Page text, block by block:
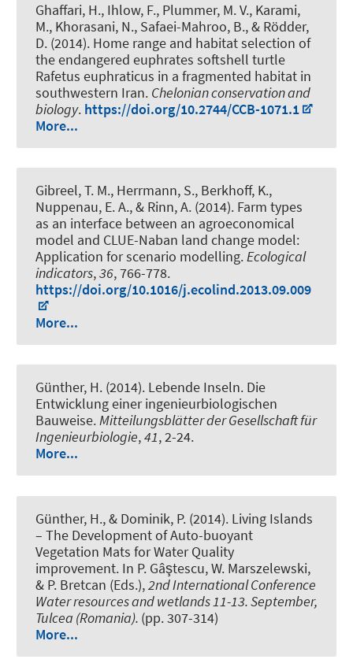
Ghaffari, H., Ihlow, F., Plummer, M. V., Karami,
M., Khorasani, N., Safaei-Mahroo, B., & Rödder,
D. (2014). Home range and habitat selection of
the endangered euphrates softshell turtle
Rafetus euphraticus in a fragmented habitat in
southwestern Iran. Chelonian conservation and
biology. https://doi.org/10.2744/CCB-1071.1
More...
Gibreel, T. M., Herrmann, S., Berkhoff, K.,
Nuppenau, E. A., & Rinn, A. (2014). Farm types
as an interface between an agroeconomical
model and CLUE-Naban land change model:
Application for scenario modelling.Ecological
indicators,36, 766-778.
https://doi.org/10.1016/j.ecolind.2013.09.009
More...
Günther, H. (2014). Lebende Inseln. Die
Entwicklung einer ingenieurbiologischen
Bauweise.Mitteilungsblätter der Gesellschaft für
Ingenieurbiologie,41, 2-24.
More...
Günther, H., & Dominik, P. (2014). Living Islands
– The Development of Auto-buoyant
Vegetation Mats for Water Quality
improvement. In P. Gâştescu, W. Marszelewski,
& P. Bretcan (Eds.),2nd International Conference
Water resources and wetlands 11-13. September,
Tulcea (Romania). (pp. 307-314)
More...